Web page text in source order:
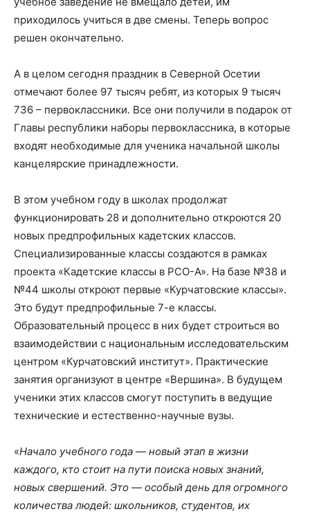
приходилось учиться в две смены. Теперь вопрос
решен окончательно.
А в целом сегодня праздник в Северной Осетии
отмечают более 97 тысяч ребят, из которых 9 тысяч
736 – первоклассники. Все они получили в подарок от
Главы республики наборы первоклассника, в которые
входят необходимые для ученика начальной школы
канцелярские принадлежности.
В этом учебном году в школах продолжат
функционировать 28 и дополнительно откроются 20
новых предпрофильных кадетских классов.
Специализированные классы создаются в рамках
проекта «Кадетские классы в РСО-А». На базе №38 и
№44 школы откроют первые «Курчатовские классы».
Это будут предпрофильные 7-е классы.
Образовательный процесс в них будет строиться во
взаимодействии с национальным исследовательским
центром «Курчатовский институт». Практические
занятия организуют в центре «Вершина». В будущем
ученики этих классов смогут поступить в ведущие
технические и естественно-научные вузы.
«Начало учебного года — новый этап в жизни
каждого, кто стоит на пути поиска новых знаний,
новых свершений. Это — особый день для огромного
количества людей: школьников, студентов, их